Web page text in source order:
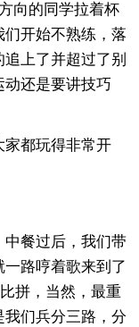
向的同学拉着杯
开始不熟练，落
上了并超过了别
还是要讲技巧
家都玩得非常开
餐过后，我们带
路哼着歌来到了
拼，当然，最重
们兵分三路，分